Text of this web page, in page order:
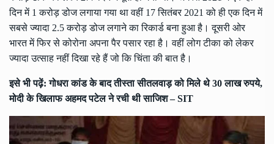
दिन में 1 करोड़ डोज लगाया गया था वहीं 17 सितंबर 2021 को ही एक दिन में
सबसे ज्यादा 2.5 करोड़ डोज लगाने का रिकार्ड बना हुआ है। दूसरी ओर
भारत में फिर से कोरोना अपना पैर पसार रहा है। वहीं लोग टीका को लेकर
ज्यादा उत्साह नहीं दिखा रहे हैं जो कि चिंता की बात है।
इसे भी पढ़ें:गोधरा कांड के बाद तीस्ता सीतलवाड़ को मिले थे 30 लाख रुपये,
मोदी के खिलाफ अहमद पटेल ने रची थी साजिश – SIT